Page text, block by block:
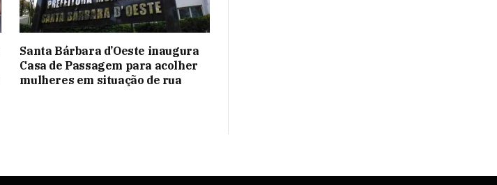
Santa Bárbara d’Oeste inaugura
Casa de Passagem para acolher
mulheres em situação de rua